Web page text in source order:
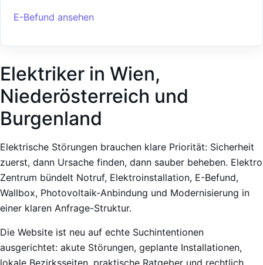
E-Befund ansehen
Elektriker in Wien,
Niederösterreich und
Burgenland
Elektrische Störungen brauchen klare Priorität: Sicherheit
zuerst, dann Ursache finden, dann sauber beheben. Elektro
Zentrum bündelt Notruf, Elektroinstallation, E-Befund,
Wallbox, Photovoltaik-Anbindung und Modernisierung in
einer klaren Anfrage-Struktur.
Die Website ist neu auf echte Suchintentionen
ausgerichtet: akute Störungen, geplante Installationen,
lokale Bezirksseiten, praktische Ratgeber und rechtlich